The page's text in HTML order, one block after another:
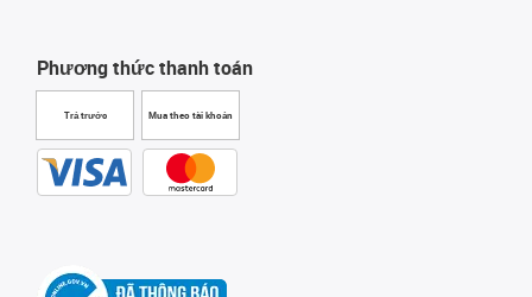
Phương thức thanh toán
Trả trước Mua theo tài khoản